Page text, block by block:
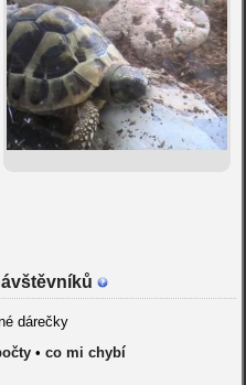
dárečky
• co mi chybí